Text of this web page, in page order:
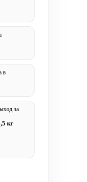
в
за
кг